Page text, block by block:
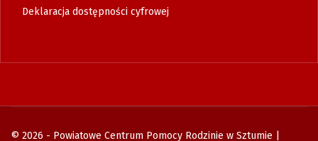
Deklaracja dostępności cyfrowej
© 2026 - Powiatowe Centrum Pomocy Rodzinie w Sztumie |